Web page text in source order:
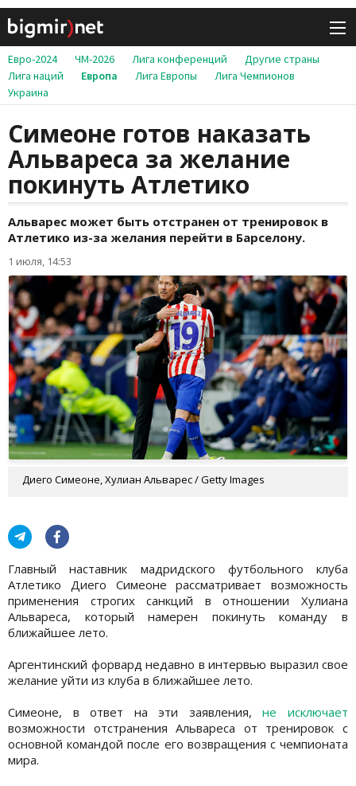
Евро-2024 ЧМ-2026 Лига конференций
Другие страны
Лига наций
Европа Лига Европы
Лига Чемпионов
Украина
Симеоне готов наказать
Альвареса за желание
покинуть Атлетико
Альварес может быть отстранен от тренировок в
Атлетико из-за желания перейти в Барселону.
1 июля, 14:53
Диего Симеоне, Хулиан Альварес / Getty Images
Главный наставник мадридского футбольного клуба
Атлетико Диего Симеоне рассматривает возможность
применения строгих санкций в отношении Хулиана
Альвареса, который намерен покинуть команду в
ближайшее лето.
Аргентинский форвард недавно в интервью выразил свое
желание уйти из клуба в ближайшее лето.
Симеоне, в ответ на эти заявления,не исключает
возможности отстранения Альвареса от тренировок с
основной командой после его возвращения с чемпионата
мира.